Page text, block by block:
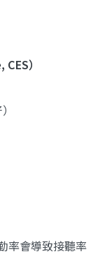
）
率會導致接聽率